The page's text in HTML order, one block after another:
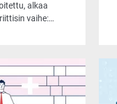
alkaa
vaihe:
tuotantoon
vaatii
työtä,